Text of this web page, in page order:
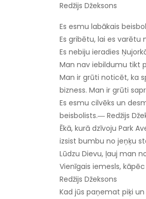
Redžijs Džeksons
Es esmu labākais
Es gribētu, lai es varētu
Es nebiju ieradies
Man nav iebildumu tikt
Man ir grūti noticēt, ka
bizness. Man ir grūti
Es esmu cilvēks un
beisbolists.― Redžijs
Ēkā, kurā dzīvoju Park
izsist bumbu no jeņķu
Lūdzu Dievu, ļauj man
Vienīgais iemesls,
Redžijs Džeksons
Kad jūs paņemat piķi